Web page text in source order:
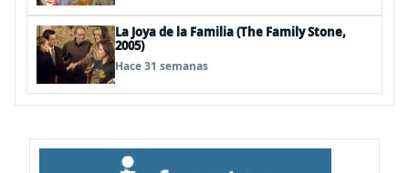
La Joya de la Familia (The Family Stone,
2005)
Hace 31 semanas